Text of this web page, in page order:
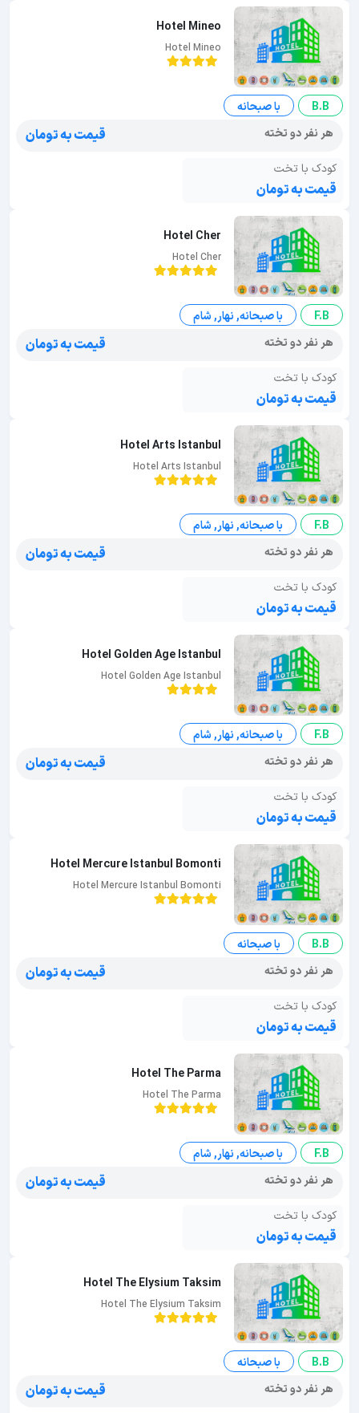
Hotel Mineo
Hotel Mineo
B.B
با صبحانه
هر نفر دو تخته
قیمت به تومان
کودک با تخت
قیمت به تومان
Hotel Cher
Hotel Cher
F.B
با صبحانه, نهار, شام
هر نفر دو تخته
قیمت به تومان
کودک با تخت
قیمت به تومان
Hotel Arts Istanbul
Hotel Arts Istanbul
F.B
با صبحانه, نهار, شام
هر نفر دو تخته
قیمت به تومان
کودک با تخت
قیمت به تومان
Hotel Golden Age Istanbul
Hotel Golden Age Istanbul
F.B
با صبحانه, نهار, شام
هر نفر دو تخته
قیمت به تومان
کودک با تخت
قیمت به تومان
Hotel Mercure Istanbul Bomonti
Hotel Mercure Istanbul Bomonti
B.B
با صبحانه
هر نفر دو تخته
قیمت به تومان
کودک با تخت
قیمت به تومان
Hotel The Parma
Hotel The Parma
F.B
با صبحانه, نهار, شام
هر نفر دو تخته
قیمت به تومان
کودک با تخت
قیمت به تومان
Hotel The Elysium Taksim
Hotel The Elysium Taksim
B.B
با صبحانه
هر نفر دو تخته
قیمت به تومان